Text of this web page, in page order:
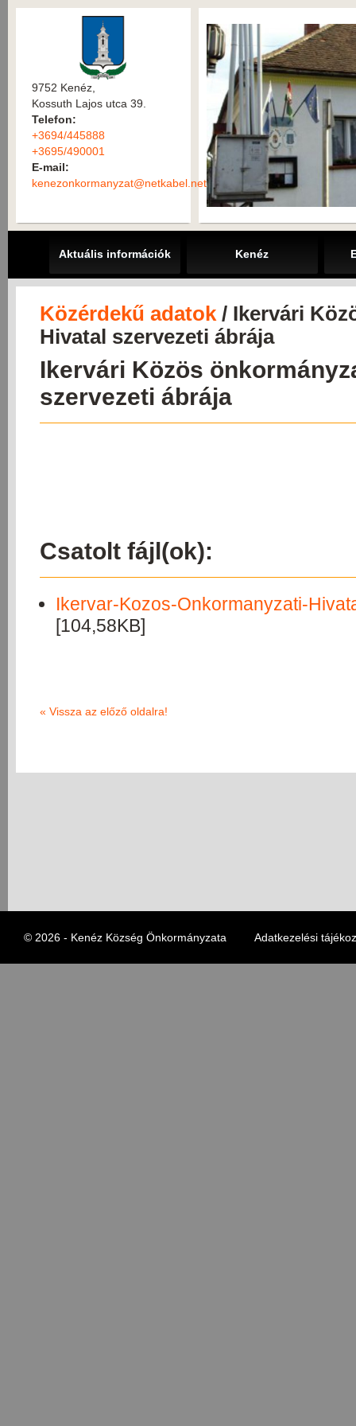
9752 Kenéz,
Kossuth Lajos utca 39.
Telefon:
+3694/445888
+3695/490001
E-mail:
kenezonkormanyzat@netkabel.net
Aktuális információk Kenéz
Közérdekű adatok / Ikervári
Hivatal szervezeti ábrája
Ikervári Közös
szervezeti ábrája
Csatolt fájl(ok):
Ikervar-Kozos-Onkormanyzati-
[104,58KB]
« Vissza az előző oldalra!
© 2026 - Kenéz Község Önkormányzata Adatkezelési